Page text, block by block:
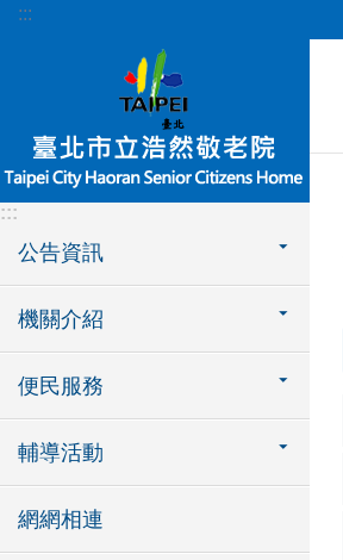
跳到主要內容區塊
:::
:::
公告資訊
機關介紹
便民服務
輔導活動
網網相連